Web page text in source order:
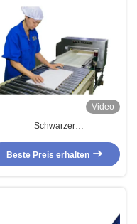
Video
Schwarzer
FKM O Ringe Dichtungsstücke
Teile Niedrigdruck-Set
Beste Preis erhalten